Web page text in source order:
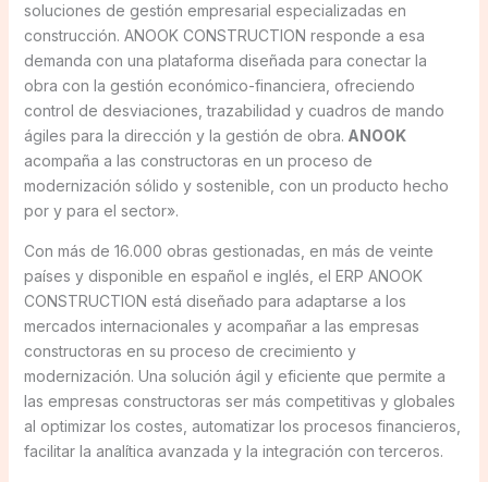
soluciones de gestión empresarial especializadas en
construcción. ANOOK CONSTRUCTION responde a esa
demanda con una plataforma diseñada para conectar la
obra con la gestión económico-financiera, ofreciendo
control de desviaciones, trazabilidad y cuadros de mando
ágiles para la dirección y la gestión de obra. ANOOK
acompaña a las constructoras en un proceso de
modernización sólido y sostenible, con un producto hecho
por y para el sector».
Con más de 16.000 obras gestionadas, en más de veinte
países y disponible en español e inglés, el ERP ANOOK
CONSTRUCTION está diseñado para adaptarse a los
mercados internacionales y acompañar a las empresas
constructoras en su proceso de crecimiento y
modernización. Una solución ágil y eficiente que permite a
las empresas constructoras ser más competitivas y globales
al optimizar los costes, automatizar los procesos financieros,
facilitar la analítica avanzada y la integración con terceros.